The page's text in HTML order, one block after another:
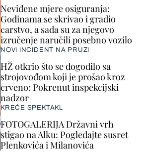
Neviđene mjere osiguranja:
Godinama se skrivao i gradio
carstvo, a sada su za njegovo
izručenje naručili posebno vozilo
NOVI INCIDENT NA PRUZI
HŽ otkrio što se dogodilo sa
strojovođom koji je prošao kroz
crveno: Pokrenut inspekcijski
nadzor
KREĆE SPEKTAKL
FOTOGALERIJA Državni vrh
stigao na Alku: Pogledajte susret
Plenkovića i Milanovića